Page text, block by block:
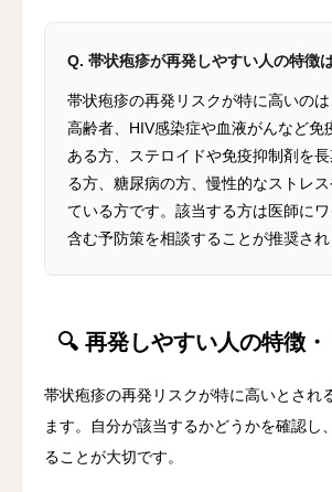
Q. 帯状疱疹が再発しやすい人の特徴
帯状疱疹の再発リスクが特に高いの
高齢者、HIV感染症や血液がんなど免
ある方、ステロイドや免疫抑制剤を
る方、糖尿病の方、慢性的なストレス
ている方です。該当する方は医師に
含む予防策を相談することが推奨され
🔍 再発しやすい人の特徴
帯状疱疹の再発リスクが特に高いとされ
ます。自分が該当するかどうかを確認し
ることが大切です。